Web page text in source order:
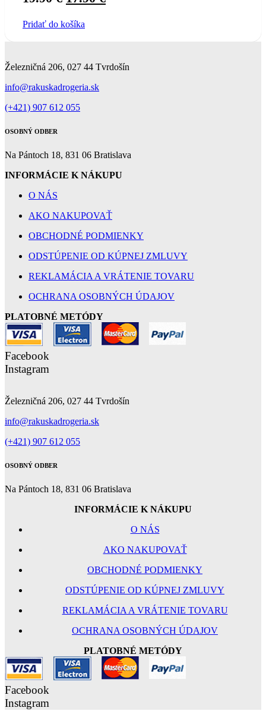
was:
Pridať do košíka
Železničná 206, 027 44 Tvrdošín
info@rakuskadrogeria.sk
(+421) 907 612 055
OSOBNÝ ODBER
Na Pántoch 18, 831 06 Bratislava
INFORMÁCIE K NÁKUPU
O NÁS
AKO NAKUPOVAŤ
OBCHODNÉ PODMIENKY
ODSTÚPENIE OD KÚPNEJ ZMLUVY
REKLAMÁCIA A VRÁTENIE TOVARU
OCHRANA OSOBNÝCH ÚDAJOV
PLATOBNÉ METÓDY
Facebook
Instagram
Železničná 206, 027 44 Tvrdošín
info@rakuskadrogeria.sk
(+421) 907 612 055
OSOBNÝ ODBER
Na Pántoch 18, 831 06 Bratislava
INFORMÁCIE K NÁKUPU
O NÁS
AKO NAKUPOVAŤ
OBCHODNÉ PODMIENKY
ODSTÚPENIE OD KÚPNEJ ZMLUVY
REKLAMÁCIA A VRÁTENIE TOVARU
OCHRANA OSOBNÝCH ÚDAJOV
PLATOBNÉ METÓDY
Facebook
Instagram